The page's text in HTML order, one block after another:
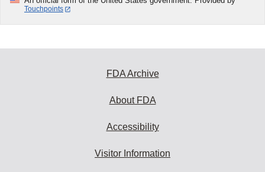
Touchpoints
FDA Archive
About FDA
Accessibility
Visitor Information